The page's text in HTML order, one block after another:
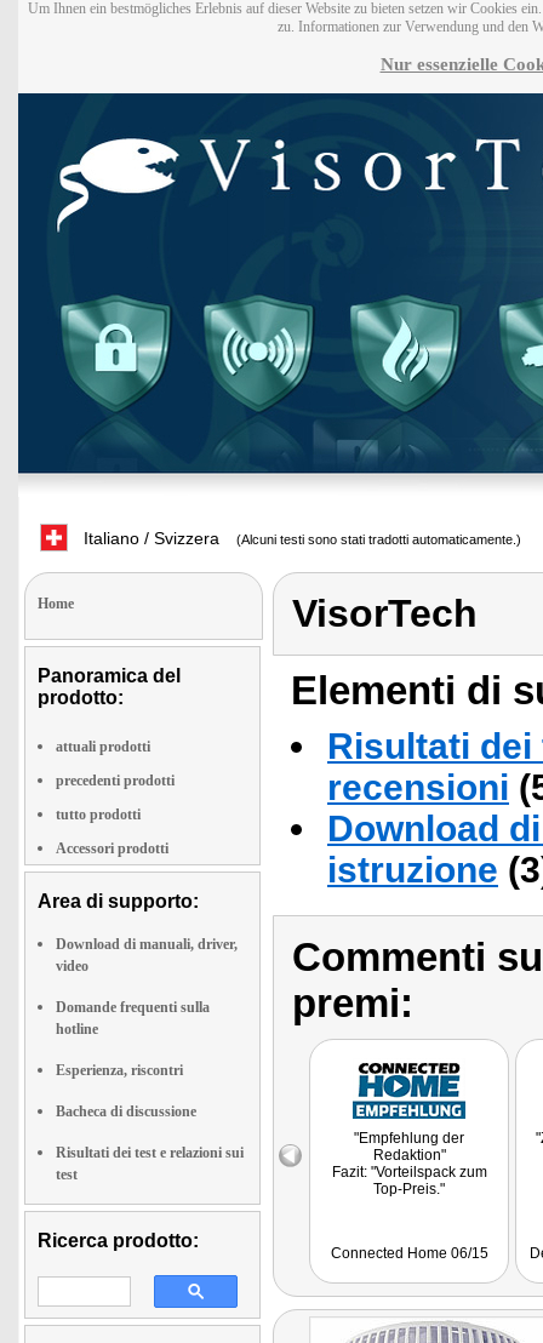
Um Ihnen ein bestmögliches Erlebnis auf dieser Website zu bieten setzen wir Cookies
zu. Informationen zur Verwendung und den
Nur essenzielle
Italiano / Svizzera (Alcuni testi sono stati tradotti automaticamente.)
Home
Panoramica del
prodotto:
attuali prodotti
precedenti prodotti
tutto prodotti
Accessori prodotti
Area di supporto:
Download di manuali, driver,
video
Domande frequenti sulla
hotline
Esperienza, riscontri
Bacheca di discussione
Risultati dei test e relazioni sui
test
Ricerca prodotto:
VisorTech
Elementi di
Risultati
recensioni
Download
istruzione
Commenti
premi:
"Empfehlung der
Redaktion"
Fazit: "Vorteilspack zum
Top-Preis."
Connected Home 06/15